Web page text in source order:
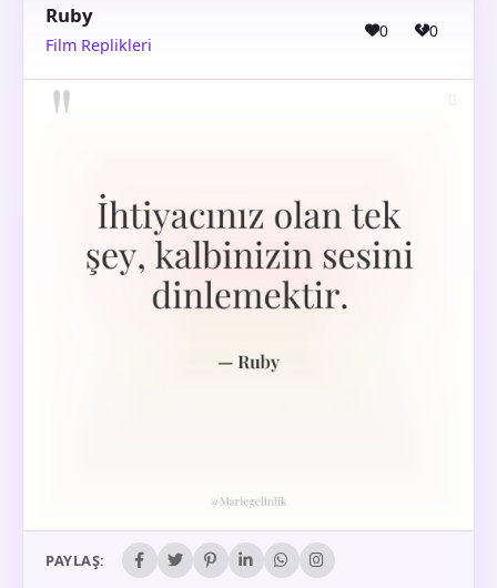
Ruby
Film Replikleri
0 0
PAYLAŞ: